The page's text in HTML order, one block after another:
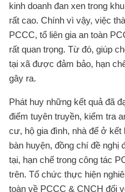
kinh doanh đan xen trong
rất cao. Chính vì vậy, việc
PCCC, tổ liên gia an toàn
rất quan trọng. Từ đó, giúp
tại xã được đảm bảo, hạn
gây ra.
Phát huy những kết quả đã
điểm tuyên truyền, kiểm tra
cư, hộ gia đình, nhà để ở kết
bàn huyện, đồng chí đề
tại, hạn chế trong công tác
trên. Tổ chức thực hiện
toàn về PCCC & CNCH đối